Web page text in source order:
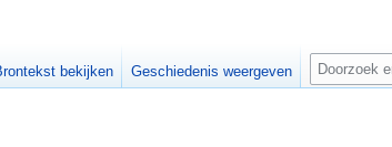
bekijken Geschiedenis weergeven
Z
e